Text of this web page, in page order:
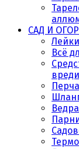
САД И
Всё